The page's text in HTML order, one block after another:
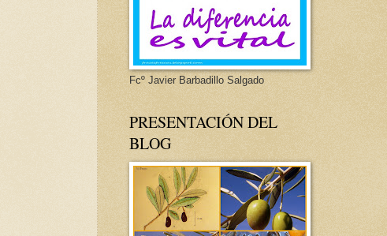
Fcº Javier Barbadillo Salgado
PRESENTACIÓN DEL
BLOG